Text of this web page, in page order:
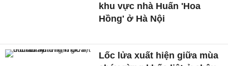
khu vực nhà Huấn 'Hoa
Hồng' ở Hà Nội
Lốc lửa xuất hiện giữa mùa